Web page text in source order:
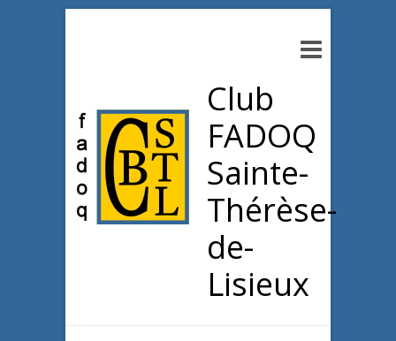
Club
FADOQ
Sainte-
Thérèse-
de-
Lisieux